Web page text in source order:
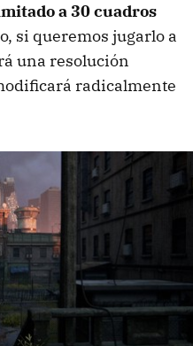
a 30 cuadros
si queremos jugarlo a
una resolución
radicalmente